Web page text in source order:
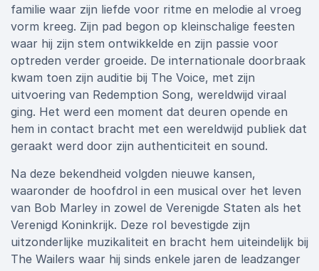
familie waar zijn liefde voor ritme en melodie al vroeg
vorm kreeg. Zijn pad begon op kleinschalige feesten
waar hij zijn stem ontwikkelde en zijn passie voor
optreden verder groeide. De internationale doorbraak
kwam toen zijn auditie bij The Voice, met zijn
uitvoering van Redemption Song, wereldwijd viraal
ging. Het werd een moment dat deuren opende en
hem in contact bracht met een wereldwijd publiek dat
geraakt werd door zijn authenticiteit en sound.
Na deze bekendheid volgden nieuwe kansen,
waaronder de hoofdrol in een musical over het leven
van Bob Marley in zowel de Verenigde Staten als het
Verenigd Koninkrijk. Deze rol bevestigde zijn
uitzonderlijke muzikaliteit en bracht hem uiteindelijk bij
The Wailers waar hij sinds enkele jaren de leadzanger